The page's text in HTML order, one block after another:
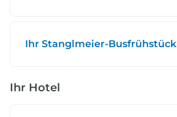
Ihr Stanglmeier-Busfrühstück
Ihr Hotel